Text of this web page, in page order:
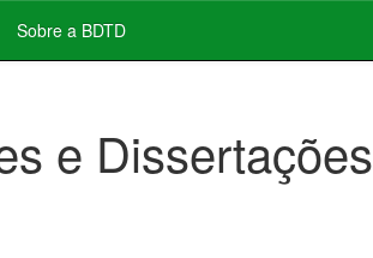
Sobre a BDTD
e Dissertações